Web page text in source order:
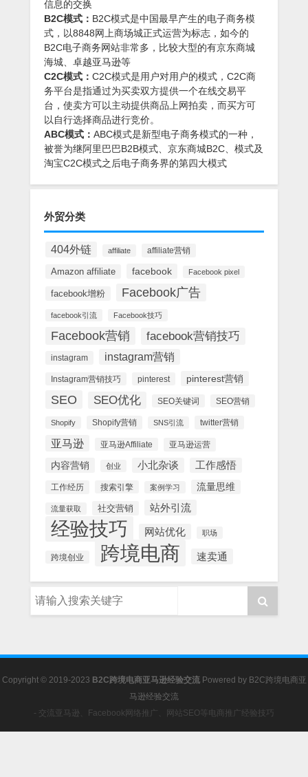
信息的交换
B2C模式： B2C模式是中国最早产生的电子商务模
式，以8848网上商场城正式运营为标志，如今的
B2C电子商务网站非常多，比较大型的有京东商城
海城、卓越亚马逊等
C2C模式： C2C模式是用户对用户的模式，C2C商
务平台是指通过为买卖双方提供一个在线交易平
台，使卖方可以主动提供商品上网拍卖，而买方可
以自行选择商品进行竞价。
ABC模式： ABC模式是新型电子商务模式的一种，
被誉为继阿里巴巴B2B模式、京东商城B2C、模式及
淘宝C2C模式之后电子商务界的第四大模式
外贸分类
404外链 affiliate affiliate营销
Amazon affiliate facebook Facebook pixel
facebook增粉 Facebook广告
facebook引流 Facebook技巧
Facebook营销 facebook营销技巧
instagram instagram营销
Instagram营销技巧 pinterest pinterest营销
SEO SEO优化 SEO关键词 SEO营销
Shopify Shopify营销 SNS引流 twitter营销
亚马逊 亚马逊Affiliate 亚马逊运营
内容营销 创业 小北杂谈 工作感悟
工作经历 搜索引擎 案例学习 流量思维
流量获取 社交营销 站外引流
经验技巧 网站优化 职场
跨境创业 跨境电商 速卖通
Copyright © 2019-2023 B2C跨境电商亚马逊经验交流 Powered by B2C跨境电商亚
马逊经验交流
- 交流亚马逊、Facebook网络推广、网站SEO等电商推广经验技巧